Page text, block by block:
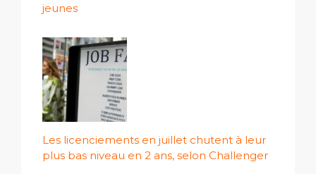
jeunes
Les licenciements en juillet chutent à leur
plus bas niveau en 2 ans, selon Challenger